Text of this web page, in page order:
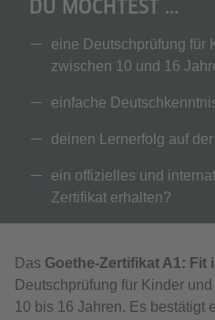
DU MÖCHTEST ...
eine Deutschprüfung für
zwischen 10 und 16
einfache
deinen Lernerfolg auf
ein offizielles und
Zertifikat erhalten?
Das Goethe-Zertifikat A1: Fit
Deutschprüfung für Kinder
10 bis 16 Jahren. Es bestätigt